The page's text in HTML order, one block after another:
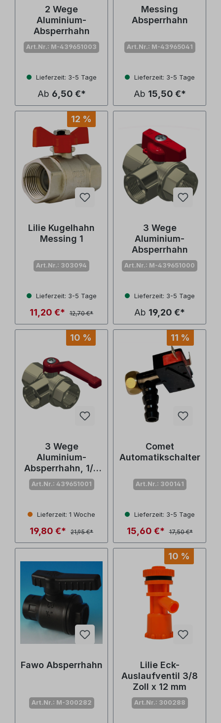
2 Wege
Aluminium-
Absperrhahn
Art.Nr.: M-439651003
Lieferzeit: 3-5 Tage
Ab 6,50 €*
Messing
Absperrhahn
Art.Nr.: M-43965041
Lieferzeit: 3-5 Tage
Ab 15,50 €*
12 %
Lilie Kugelhahn
Messing 1
Art.Nr.: 303094
Lieferzeit: 3-5 Tage
11,20 €* 12,70 €*
3 Wege
Aluminium-
Absperrhahn
Art.Nr.: M-439651000
Lieferzeit: 3-5 Tage
Ab 19,20 €*
10 %
3 Wege
Aluminium-
Absperrhahn, 1/2
Zoll Innengewinde
mit langem Griff
Art.Nr.: 439651001
Lieferzeit: 1 Woche
19,80 €* 21,95 €*
11 %
Comet
Automatikschalter
Art.Nr.: 300141
Lieferzeit: 3-5 Tage
15,60 €* 17,50 €*
Fawo Absperrhahn
Art.Nr.: M-300282
10 %
Lilie Eck-
Auslaufventil 3/8
Zoll x 12 mm
Art.Nr.: 300288